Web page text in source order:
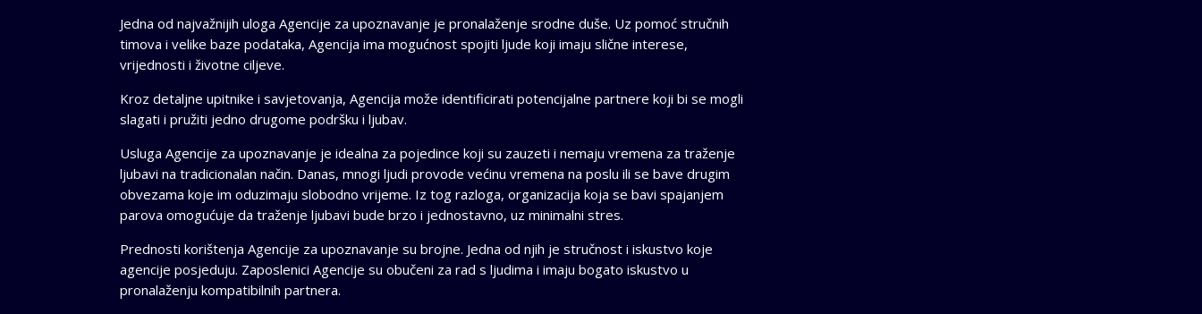
Jedna od najvažnijih uloga Agencije za upoznavanje je pronalaženje srodne duše. Uz pomoć stručnih
timova i velike baze podataka, Agencija ima mogućnost spojiti ljude koji imaju slične interese,
vrijednosti i životne ciljeve.
Kroz detaljne upitnike i savjetovanja, Agencija može identificirati potencijalne partnere koji bi se mogli
slagati i pružiti jedno drugome podršku i ljubav.
Usluga Agencije za upoznavanje je idealna za pojedince koji su zauzeti i nemaju vremena za traženje
ljubavi na tradicionalan način. Danas, mnogi ljudi provode većinu vremena na poslu ili se bave drugim
obvezama koje im oduzimaju slobodno vrijeme. Iz tog razloga, organizacija koja se bavi spajanjem
parova omogućuje da traženje ljubavi bude brzo i jednostavno, uz minimalni stres.
Prednosti korištenja Agencije za upoznavanje su brojne. Jedna od njih je stručnost i iskustvo koje
agencije posjeduju. Zaposlenici Agencije su obučeni za rad s ljudima i imaju bogato iskustvo u
pronalaženju kompatibilnih partnera.